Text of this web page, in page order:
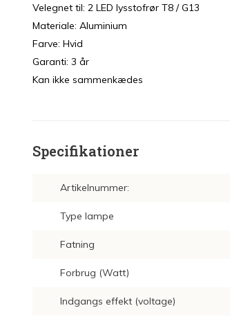
Velegnet til: 2 LED lysstofrør T8 / G13
Materiale: Aluminium
Farve: Hvid
Garanti: 3 år
Kan ikke sammenkædes
Specifikationer
Artikelnummer:
Type lampe
Fatning
Forbrug (Watt)
Indgangs effekt (voltage)